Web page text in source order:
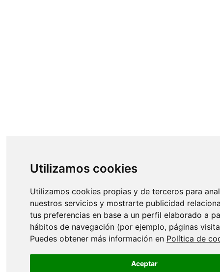
Utilizamos cookies
Utilizamos cookies propias y de terceros para
nuestros servicios y mostrarte publicidad
tus preferencias en base a un perfil elaborado a
hábitos de navegación (por ejemplo, páginas
Puedes obtener más información en Política de
Aceptar